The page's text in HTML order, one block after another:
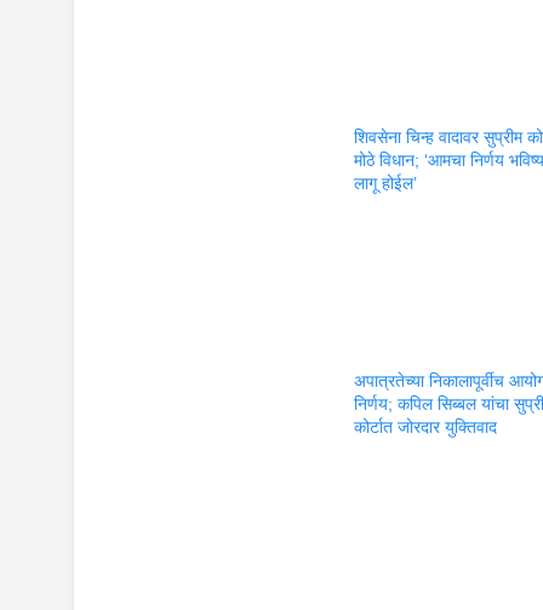
शिवसेना चिन्ह वादावर सुप्रीम
मोठे विधान; ‘आमचा निर्णय
लागू होईल’
अपात्रतेच्या निकालापूर्वीच
निर्णय; कपिल सिब्बल यांचा
कोर्टात जोरदार युक्तिवाद